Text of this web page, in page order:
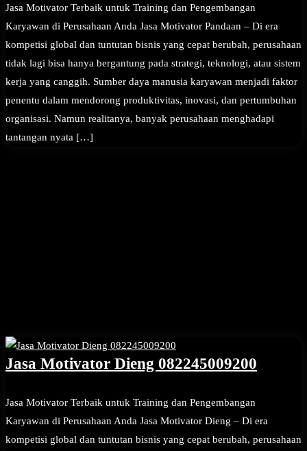
Jasa Motivator Terbaik untuk Training dan Pengembangan
Karyawan di Perusahaan Anda Jasa Motivator Pandaan – Di era
kompetisi global dan tuntutan bisnis yang cepat berubah, perusahaan
tidak lagi bisa hanya bergantung pada strategi, teknologi, atau sistem
kerja yang canggih. Sumber daya manusia karyawan menjadi faktor
penentu dalam mendorong produktivitas, inovasi, dan pertumbuhan
organisasi. Namun realitanya, banyak perusahaan menghadapi
tantangan nyata […]
Jasa Motivator Dieng 082245009200
Jasa Motivator Terbaik untuk Training dan Pengembangan
Karyawan di Perusahaan Anda Jasa Motivator Dieng – Di era
kompetisi global dan tuntutan bisnis yang cepat berubah, perusahaan